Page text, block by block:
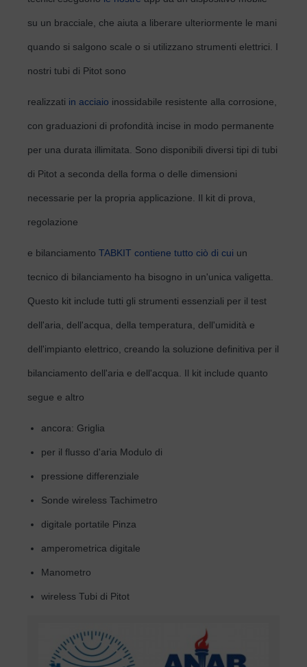
su un bracciale, che aiuta a liberare ulteriormente le mani
quando si salgono scale o si utilizzano strumenti elettrici. I
nostri tubi di Pitot sono
realizzati in acciaio inossidabile resistente alla corrosione,
con graduazioni di profondità incise in modo permanente
per una durata illimitata. Sono disponibili diversi tipi di tubi
di Pitot a seconda della forma o delle dimensioni
necessarie per la propria applicazione. Il kit di prova,
regolazione
e bilanciamento TABKIT contiene tutto ciò di cui un
tecnico di bilanciamento ha bisogno in un'unica valigetta.
Questo kit include tutti gli strumenti essenziali per il test
dell'aria, dell'acqua, della temperatura, dell'umidità e
dell'impianto elettrico, creando la soluzione definitiva per il
bilanciamento dell'aria e dell'acqua. Il kit include quanto
segue e altro
ancora: Griglia
per il flusso d'aria Modulo di
pressione differenziale
Sonde wireless Tachimetro
digitale portatile Pinza
amperometrica digitale
Manometro
wireless Tubi di Pitot